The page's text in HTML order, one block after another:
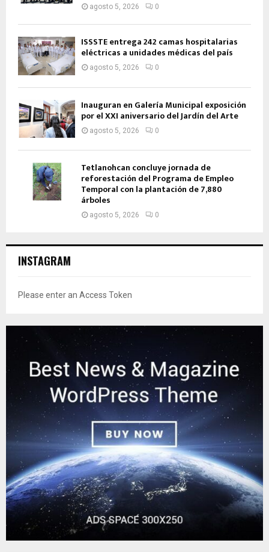
agosto 5, 2026 0
ISSSTE entrega 242 camas hospitalarias
eléctricas a unidades médicas del país
agosto 5, 2026 0
Inauguran en Galería Municipal exposición
por el XXI aniversario del Jardín del Arte
agosto 5, 2026 0
Tetlanohcan concluye jornada de
reforestación del Programa de Empleo
Temporal con la plantación de 7,880
árboles
agosto 5, 2026 0
INSTAGRAM
Please enter an Access Token